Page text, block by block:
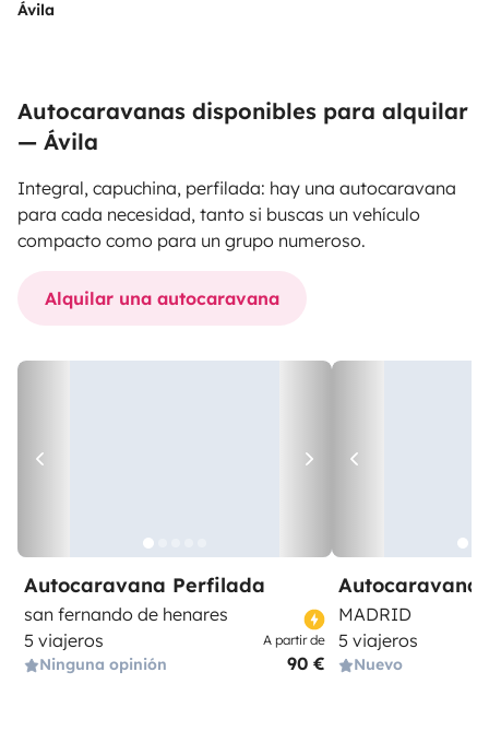
Ávila
Autocaravanas disponibles para alquilar
— Ávila
Integral, capuchina, perfilada: hay una autocaravana
para cada necesidad, tanto si buscas un vehículo
compacto como para un grupo numeroso.
Alquilar una autocaravana
Autocaravana Perfilada
san fernando de henares
5 viajeros
Ninguna opinión
A partir de
90 €
Autocaravana
MADRID
5 viajeros
Nuevo